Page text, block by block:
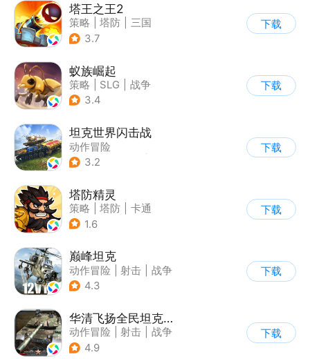
塔王之王2
策略 塔防
三国
| 中国风
3.7
下载
蚁族崛起
策略 SLG
战争
| 卡通
3.4
下载
坦克世界闪击战
动作冒险
| 第三人称射击
3.2
下载
塔防精灵
策略 塔防
卡通
| 自走棋
1.6
下载
巅峰坦克
动作冒险 射击
战争
| 战术竞技
4.3
下载
华清飞扬全民坦克联盟游戏软件v1.0
动作冒险 射击
战争
| 战术竞技
4.9
下载